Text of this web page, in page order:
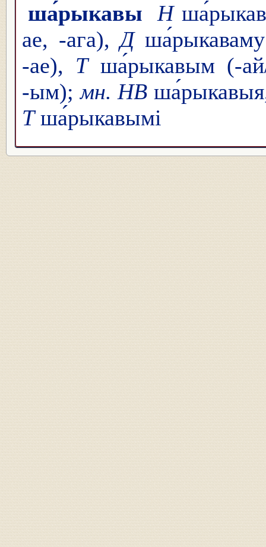
ша́рыкавы Н
ае, -ага),Д
-ае), Тша́рыкавым (-
-ым);мн. НВ
Тша́рыкавымі